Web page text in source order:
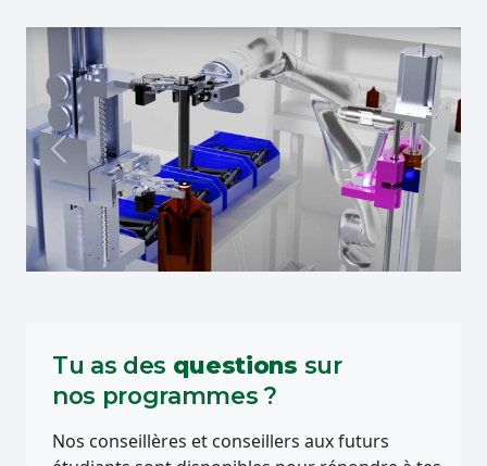
Précédent Suivant
Tu as des questions sur
nos programmes ?
Nos conseillères et conseillers aux futurs